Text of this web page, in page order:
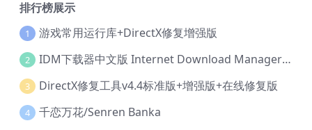
排行榜展示
1 游戏常用运行库+DirectX修复增强版
2 IDM下载器中文版 Internet Download Manager v6.42.36 IDM
3 DirectX修复工具v4.4标准版+增强版+在线修复版
4 千恋万花/Senren Banka